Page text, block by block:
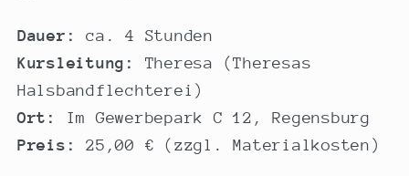
Dauer:
ca. 4 Stunden
Kursleitung:
Theresa (Theresas
Halsbandflechterei)
Ort:
Im Gewerbepark C 12, Regensburg
Preis:
25,00 € (zzgl. Materialkosten)